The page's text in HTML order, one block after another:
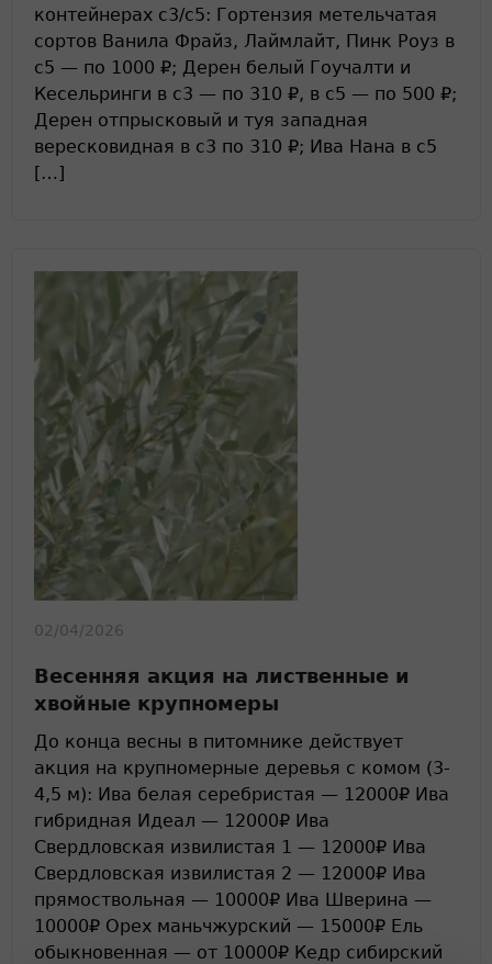
контейнерах с3/с5: Гортензия метельчатая
сортов Ванила Фрайз, Лаймлайт, Пинк Роуз в
с5 — по 1000 ₽; Дерен белый Гоучалти и
Кесельринги в с3 — по 310 ₽, в с5 — по 500 ₽;
Дерен отпрысковый и туя западная
вересковидная в с3 по 310 ₽; Ива Нана в с5
[…]
02/04/2026
Весенняя акция на лиственные и
хвойные крупномеры
До конца весны в питомнике действует
акция на крупномерные деревья с комом (3-
4,5 м): Ива белая серебристая — 12000₽ Ива
гибридная Идеал — 12000₽ Ива
Свердловская извилистая 1 — 12000₽ Ива
Свердловская извилистая 2 — 12000₽ Ива
прямоствольная — 10000₽ Ива Шверина —
10000₽ Орех маньчжурский — 15000₽ Ель
обыкновенная — от 10000₽ Кедр сибирский